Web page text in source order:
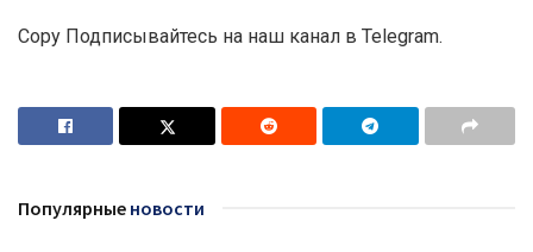
Copy Подписывайтесь на наш канал в Telegram.
Популярные новости